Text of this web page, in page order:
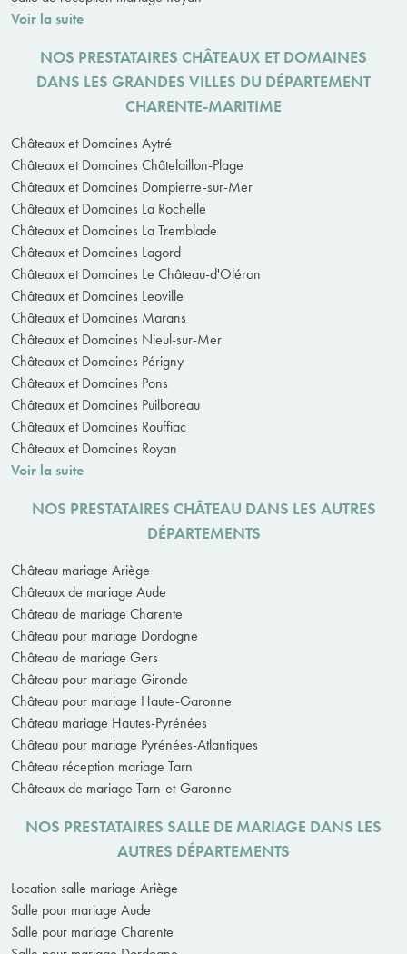
Voir la suite
NOS PRESTATAIRES CHÂTEAUX ET DOMAINES
DANS LES GRANDES VILLES DU DÉPARTEMENT
CHARENTE-MARITIME
Châteaux et Domaines Aytré
Châteaux et Domaines Châtelaillon-Plage
Châteaux et Domaines Dompierre-sur-Mer
Châteaux et Domaines La Rochelle
Châteaux et Domaines La Tremblade
Châteaux et Domaines Lagord
Châteaux et Domaines Le Château-d'Oléron
Châteaux et Domaines Leoville
Châteaux et Domaines Marans
Châteaux et Domaines Nieul-sur-Mer
Châteaux et Domaines Périgny
Châteaux et Domaines Pons
Châteaux et Domaines Puilboreau
Châteaux et Domaines Rouffiac
Châteaux et Domaines Royan
Voir la suite
NOS PRESTATAIRES CHÂTEAU DANS LES AUTRES
DÉPARTEMENTS
Château mariage Ariège
Châteaux de mariage Aude
Château de mariage Charente
Château pour mariage Dordogne
Château de mariage Gers
Château pour mariage Gironde
Château pour mariage Haute-Garonne
Château mariage Hautes-Pyrénées
Château pour mariage Pyrénées-Atlantiques
Château réception mariage Tarn
Châteaux de mariage Tarn-et-Garonne
NOS PRESTATAIRES SALLE DE MARIAGE DANS LES
AUTRES DÉPARTEMENTS
Location salle mariage Ariège
Salle pour mariage Aude
Salle pour mariage Charente